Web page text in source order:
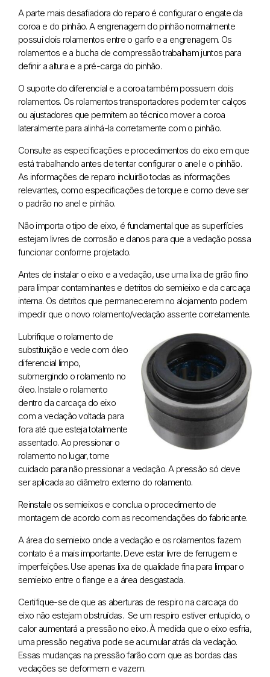
A parte mais desafiadora do reparo é configurar o engate da
coroa e do pinhão. A engrenagem do pinhão normalmente
possui dois rolamentos entre o garfo e a engrenagem. Os
rolamentos e a bucha de compressão trabalham juntos para
definir a altura e a pré-carga do pinhão.
O suporte do diferencial e a coroa também possuem dois
rolamentos. Os rolamentos transportadores podem ter calços
ou ajustadores que permitem ao técnico mover a coroa
lateralmente para alinhá-la corretamente com o pinhão.
Consulte as especificações e procedimentos do eixo em que
está trabalhando antes de tentar configurar o anel e o pinhão.
As informações de reparo incluirão todas as informações
relevantes, como especificações de torque e como deve ser
o padrão no anel e pinhão.
Não importa o tipo de eixo, é fundamental que as superfícies
estejam livres de corrosão e danos para que a vedação possa
funcionar conforme projetado.
Antes de instalar o eixo e a vedação, use uma lixa de grão fino
para limpar contaminantes e detritos do semieixo e da carcaça
interna. Os detritos que permanecerem no alojamento podem
impedir que o novo rolamento/vedação assente corretamente.
Lubrifique o rolamento de
substituição e vede com óleo
diferencial limpo,
submergindo o rolamento no
óleo. Instale o rolamento
dentro da carcaça do eixo
com a vedação voltada para
fora até que esteja totalmente
assentado. Ao pressionar o
rolamento no lugar, tome
cuidado para não pressionar a vedação. A pressão só deve
ser aplicada ao diâmetro externo do rolamento.
Reinstale os semieixos e conclua o procedimento de
montagem de acordo com as recomendações do fabricante.
A área do semieixo onde a vedação e os rolamentos fazem
contato é a mais importante. Deve estar livre de ferrugem e
imperfeições. Use apenas lixa de qualidade fina para limpar o
semieixo entre o flange e a área desgastada.
Certifique-se de que as aberturas de respiro na carcaça do
eixo não estejam obstruídas. Se um respiro estiver entupido, o
calor aumentará a pressão no eixo. À medida que o eixo esfria,
uma pressão negativa pode se acumular atrás da vedação.
Essas mudanças na pressão farão com que as bordas das
vedações se deformem e vazem.